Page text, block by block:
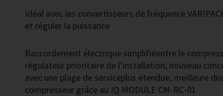
Idéal avec les convertisseurs de fréquence
et réguler la puissance
Raccordement électrique simplifiéentre le
régulateur prioritaire de l’installation; nouveau
avec une plage de serviceplus étendue; meilleure
compresseur grâce au IQ MODULE CM-RC-01